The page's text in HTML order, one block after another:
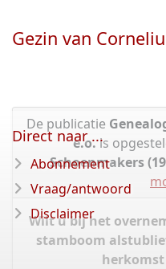
Gezin van
De publicatie
e.o.is
Schoenmakers
Wilt u bij het
stamboom
Direct naar ...
Abonnement
Vraag/antwoord
Disclaimer